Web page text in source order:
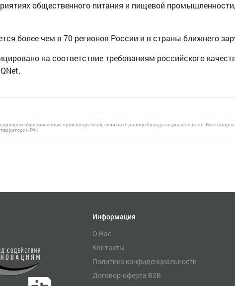
общественного питания и пищевой
более чем в 70 регионов России и в страны ближнего
на соответствие требованиям российского
перечисленных производителей, если на странице бренда не указано иное. Все
РФ.
Информация
О Нас
Контакты
Политика конфиденциальности
Договор-оферта B2B